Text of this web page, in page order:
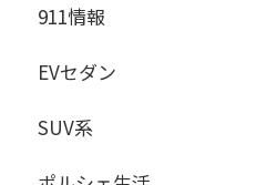
911情報
EVセダン
SUV系